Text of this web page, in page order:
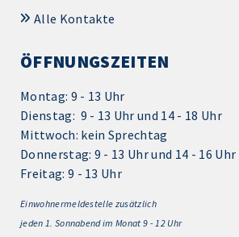
Alle Kontakte
ÖFFNUNGSZEITEN
Montag: 9 - 13 Uhr
Dienstag: 9 - 13 Uhr und 14 - 18 Uhr
Mittwoch: kein Sprechtag
Donnerstag: 9 - 13 Uhr und 14 - 16 Uhr
Freitag: 9 - 13 Uhr
Einwohnermeldestelle zusätzlich
jeden 1. Sonnabend im Monat 9 - 12 Uhr